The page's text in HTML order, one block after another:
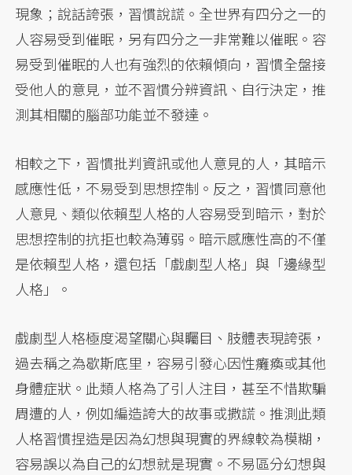
現象；說話誇張，習慣說謊。全世界有四分之一的
人容易受到催眠，另有四分之一非常難以催眠。容
易受到催眠的人也有強烈的依賴傾向，習慣全盤接
受他人的意見，並不習慣分辨資訊、自行決定，推
測其相關的腦部功能並不發達。
相較之下，習慣批判資訊或他人意見的人，其暗示
感應性低，不易受到思想控制。反之，習慣同意他
人意見、類似依賴型人格的人容易受到暗示，對於
思想控制的抗拒也較為薄弱。暗示感應性高的不僅
是依賴型人格，還包括「戲劇型人格」與「邊緣型
人格」。
戲劇型人格極度渴望關心與矚目、肢體表現誇張，
過去稱之為歇斯底里，容易引發心因性癱瘓或其他
身體症狀。此類人格為了引人注目，甚至不惜欺騙
周遭的人，例如編造誇大的故事或撒謊。推測此類
人格習慣捏造是因為幻想與現實的界線較為模糊，
容易誤以為自己的幻想就是現實。不易區分幻想與